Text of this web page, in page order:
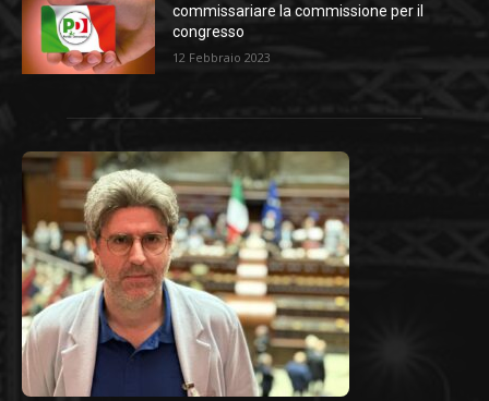
commissariare la commissione per il
congresso
12 Febbraio 2023